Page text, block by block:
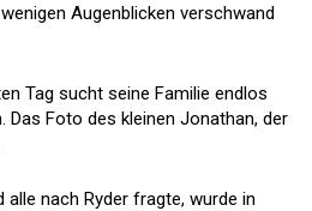
Augenblicken verschwand
Tag sucht seine Familie endlos
Das Foto des kleinen Jonathan, der
nach Ryder fragte, wurde in